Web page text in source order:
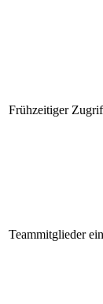
Frühzeitiger
Teammitglieder